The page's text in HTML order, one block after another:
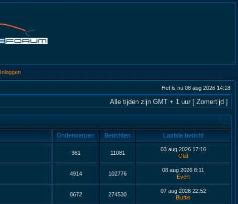
Inloggen
Het is nu 08 aug 2026 14:18
Alle tijden zijn GMT + 1 uur [ Zomertijd ]
Onderwerpen Berichten
Laatste bericht
361 11081
03 aug 2026 17:16
Olaf
4914 102776
08 aug 2026 8:11
Evert
8672 274530
07 aug 2026 22:52
Bluftie